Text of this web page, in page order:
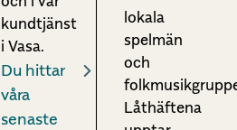
kundtjänst
i Vasa.
Du hittar
våra
senaste
lokala
spelmän
och
Låthäftena